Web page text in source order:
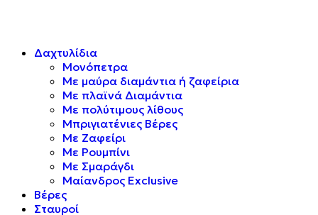
Δαχτυλίδια
Μονόπετρα
Mε μαύρα διαμάντια ή ζαφείρια
Mε πλαϊνά Διαμάντια
Mε πολύτιμους λίθους
Μπριγιατένιες Βέρες
Με Ζαφείρι
Με Ρουμπίνι
Με Σμαράγδι
Μαίανδρος Exclusive
Βέρες
Σταυροί